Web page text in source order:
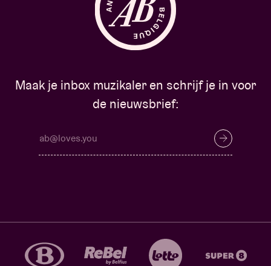
Maak je inbox muzikaler en schrijf je in voor
de nieuwsbrief: